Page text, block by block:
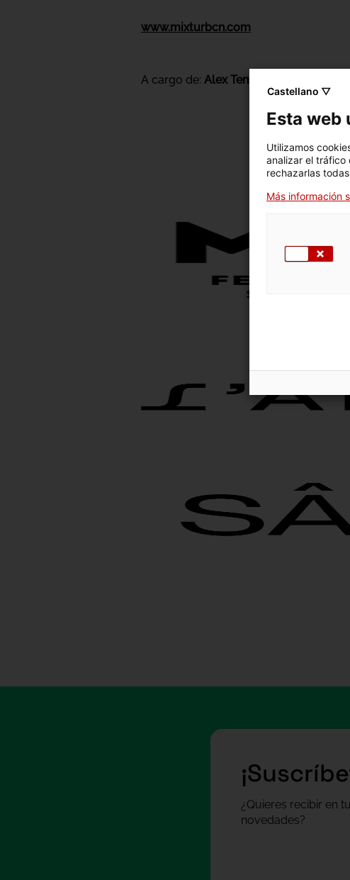
www.mixturbcn.com
A cargo de: Alex Tentor
¿Quieres recibir en
novedades?
Castellano ▽
Esta web
Utilizamos
analizar el tráfico
rechazarlas
Más información